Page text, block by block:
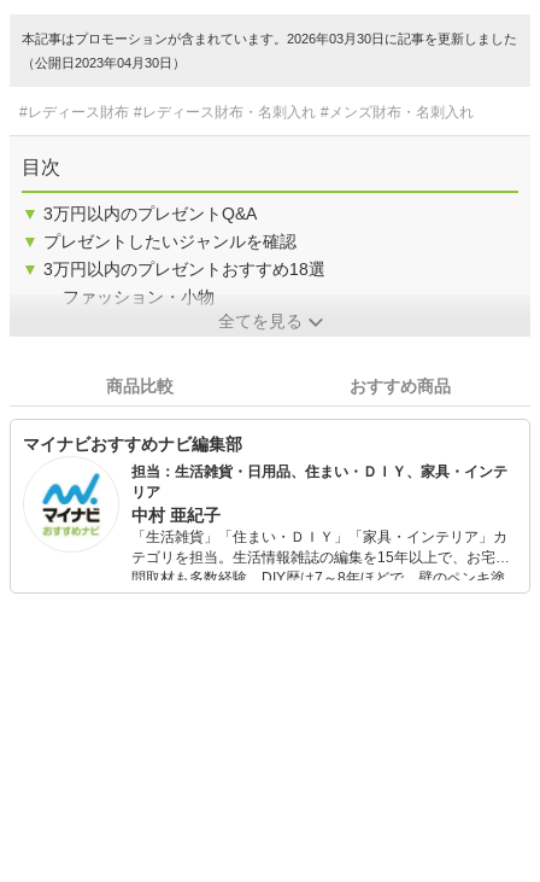
本記事はプロモーションが含まれています。2026年03月30日に記事を更新しました
（公開日2023年04月30日）
#レディース財布 #レディース財布・名刺入れ #メンズ財布・名刺入れ
目次
▼ 3万円以内のプレゼントQ&A
▼ プレゼントしたいジャンルを確認
▼ 3万円以内のプレゼントおすすめ18選
ファッション・小物
全てを見る
商品比較 おすすめ商品
マイナビおすすめナビ編集部
担当：生活雑貨・日用品、住まい・ＤＩＹ、家具・インテ
リア
中村 亜紀子
「生活雑貨」「住まい・ＤＩＹ」「家具・インテリア」カ
テゴリを担当。生活情報雑誌の編集を15年以上で、お宅訪
問取材も多数経験。DIY歴は7～8年ほどで、壁のペンキ塗
りや壁紙チェンジなどもチャレンジ済み。初心者でもモノ